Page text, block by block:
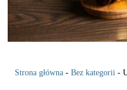
Strona główna- Bez kategorii -